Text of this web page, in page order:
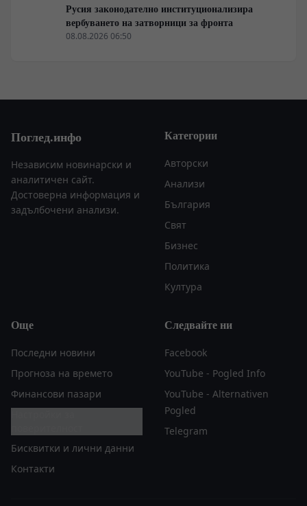
Русия законодателно институционализира
вербуването на затворници за фронта
08.08.2026 06:50
Поглед.инфо
Независим новинарски и
аналитичен сайт.
Достоверна информация и
задълбочени анализи.
Категории
Авторски
Анализи
България
Свят
Бизнес
Политика
Култура
Още
Последни новини
Прогноза на времето
Финансови пазари
Бисквитки и лични данни
Контакти
Следвайте ни
Facebook
YouTube - Pogled Info
YouTube - Alternativen
Pogled
Telegram